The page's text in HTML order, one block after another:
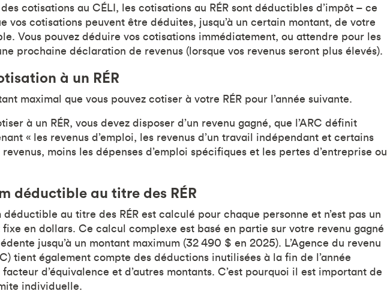
cotisations au CÉLI, les cotisations au RÉR sont déductibles d’impôt – ce
vos cotisations peuvent être déduites, jusqu’à un certain montant, de votre
Vous pouvez déduire vos cotisations immédiatement, ou attendre pour les
prochaine déclaration de revenus (lorsque vos revenus seront plus élevés).
à un RÉR
maximal que vous pouvez cotiser à votre RÉR pour l’année suivante.
à un RÉR, vous devez disposer d’un revenu gagné, que l’ARC définit
« les revenus d’emploi, les revenus d’un travail indépendant et certains
moins les dépenses d’emploi spécifiques et les pertes d’entreprise ou
déductible au titre des RÉR
au titre des RÉR est calculé pour chaque personne et n’est pas un
en dollars. Ce calcul complexe est basé en partie sur votre revenu gagné
jusqu’à un montant maximum (32 490 $ en 2025). L’Agence du revenu
tient également compte des déductions inutilisées à la fin de l’année
d’équivalence et d’autres montants. C’est pourquoi il est important de
individuelle.